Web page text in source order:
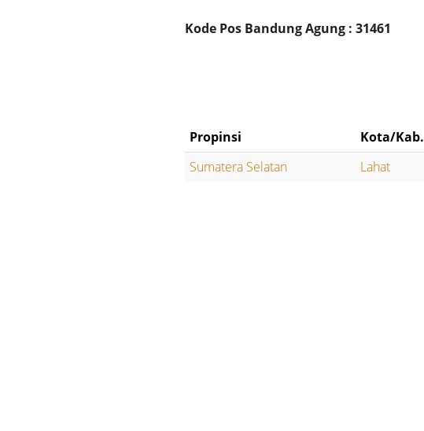
Kode Pos Bandung Agung : 31461
Propinsi Kota/Kab.
Sumatera Selatan
Lahat